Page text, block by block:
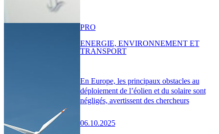
En Europe, les principaux obstacles au
déploiement de l’éolien et du solaire sont
négligés, avertissent des chercheurs
06.10.2025
PRO
ENERGIE, ENVIRONNEMENT ET
TRANSPORT